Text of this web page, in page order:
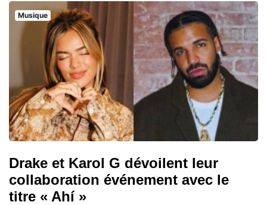
Musique
Drake et Karol G dévoilent leur
collaboration événement avec le
titre « Ahí »